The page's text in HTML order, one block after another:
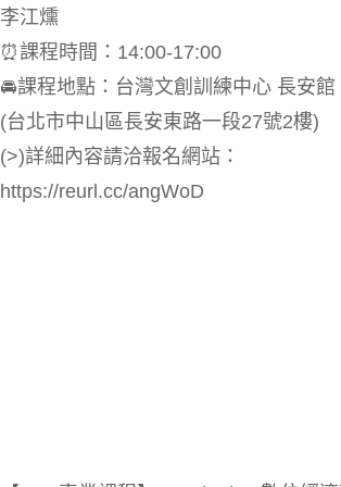
李江燻
⏰課程時間：14:00-17:00
🚘課程地點：台灣文創訓練中心 長安館
(台北市中山區長安東路一段27號2樓)
(>)詳細內容請洽報名網站：
https://reurl.cc/angWoD